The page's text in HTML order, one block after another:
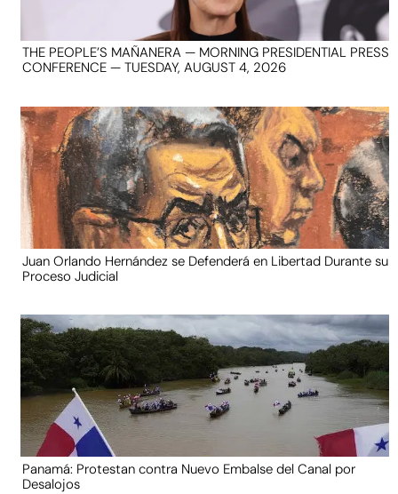
THE PEOPLE’S MAÑANERA — MORNING PRESIDENTIAL PRESS
CONFERENCE — TUESDAY, AUGUST 4, 2026
Juan Orlando Hernández se Defenderá en Libertad Durante su
Proceso Judicial
Panamá: Protestan contra Nuevo Embalse del Canal por
Desalojos